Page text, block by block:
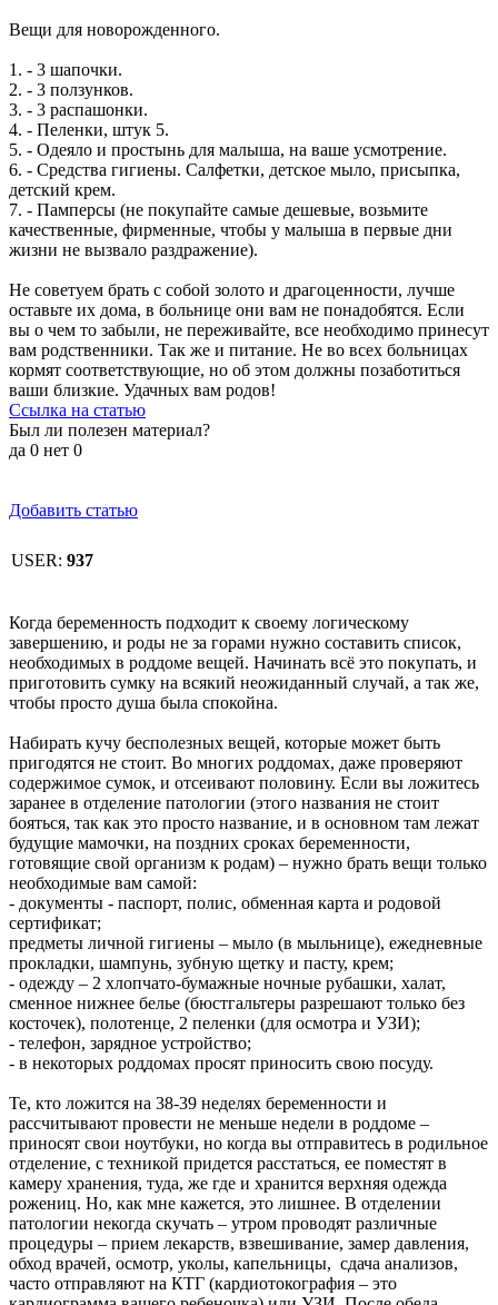
Вещи для новорожденного.
1. - 3 шапочки.
2. - 3 ползунков.
3. - 3 распашонки.
4. - Пеленки, штук 5.
5. - Одеяло и простынь для малыша, на ваше усмотрение.
6. - Средства гигиены. Салфетки, детское мыло, присыпка,
детский крем.
7. - Памперсы (не покупайте самые дешевые, возьмите
качественные, фирменные, чтобы у малыша в первые дни
жизни не вызвало раздражение).
Не советуем брать с собой золото и драгоценности, лучше
оставьте их дома, в больнице они вам не понадобятся. Если
вы о чем то забыли, не переживайте, все необходимо принесут
вам родственники. Так же и питание. Не во всех больницах
кормят соответствующие, но об этом должны позаботиться
ваши близкие. Удачных вам родов!
Ссылка на статью
Был ли полезен материал?
да 0 нет 0
Добавить статью
USER: 937
Когда беременность подходит к своему логическому
завершению, и роды не за горами нужно составить список,
необходимых в роддоме вещей. Начинать всё это покупать, и
приготовить сумку на всякий неожиданный случай, а так же,
чтобы просто душа была спокойна.
Набирать кучу бесполезных вещей, которые может быть
пригодятся не стоит. Во многих роддомах, даже проверяют
содержимое сумок, и отсеивают половину. Если вы ложитесь
заранее в отделение патологии (этого названия не стоит
бояться, так как это просто название, и в основном там лежат
будущие мамочки, на поздних сроках беременности,
готовящие свой организм к родам) – нужно брать вещи только
необходимые вам самой:
- документы - паспорт, полис, обменная карта и родовой
сертификат;
предметы личной гигиены – мыло (в мыльнице), ежедневные
прокладки, шампунь, зубную щетку и пасту, крем;
- одежду – 2 хлопчато-бумажные ночные рубашки, халат,
сменное нижнее белье (бюстгальтеры разрешают только без
косточек), полотенце, 2 пеленки (для осмотра и УЗИ);
- телефон, зарядное устройство;
- в некоторых роддомах просят приносить свою посуду.
Те, кто ложится на 38-39 неделях беременности и
рассчитывают провести не меньше недели в роддоме –
приносят свои ноутбуки, но когда вы отправитесь в родильное
отделение, с техникой придется расстаться, ее поместят в
камеру хранения, туда, же где и хранится верхняя одежда
рожениц. Но, как мне кажется, это лишнее. В отделении
патологии некогда скучать – утром проводят различные
процедуры – прием лекарств, взвешивание, замер давления,
обход врачей, осмотр, уколы, капельницы, сдача анализов,
часто отправляют на КТГ (кардиотокография – это